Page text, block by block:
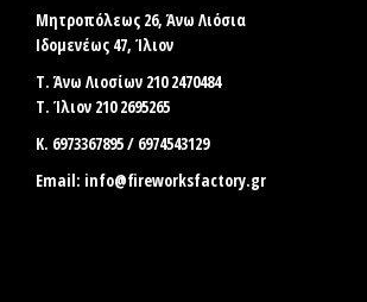
Μητροπόλεως 26, Άνω Λιόσια
Ιδομενέως 47, Ίλιον
Τ. Άνω Λιοσίων 210 2470484
Τ. Ίλιον 210 2695265
Κ. 6973367895 / 6974543129
Email: info@fireworksfactory.gr